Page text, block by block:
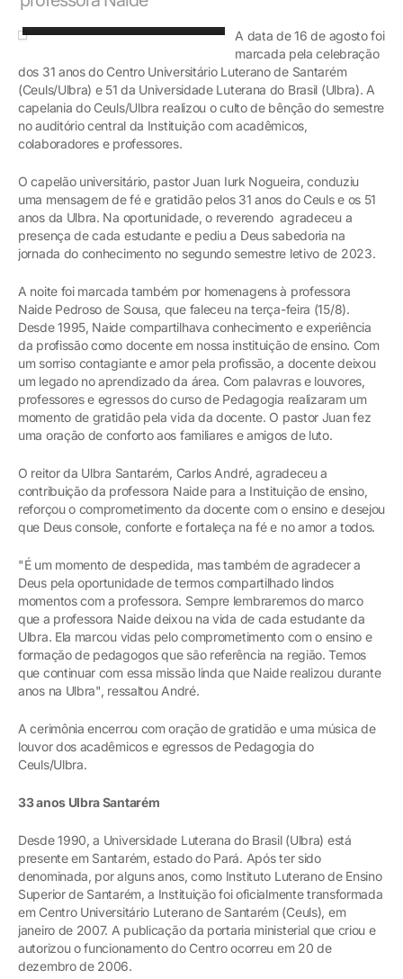
A data de 16 de agosto foi
marcada pela celebração
dos 31 anos do Centro Universitário Luterano de Santarém
(Ceuls/Ulbra) e 51 da Universidade Luterana do Brasil (Ulbra). A
capelania do Ceuls/Ulbra realizou o culto de bênção do semestre
no auditório central da Instituição com acadêmicos,
colaboradores e professores.
O capelão universitário, pastor Juan Iurk Nogueira, conduziu
uma mensagem de fé e gratidão pelos 31 anos do Ceuls e os 51
anos da Ulbra. Na oportunidade, o reverendo agradeceu a
presença de cada estudante e pediu a Deus sabedoria na
jornada do conhecimento no segundo semestre letivo de 2023.
A noite foi marcada também por homenagens à professora
Naide Pedroso de Sousa, que faleceu na terça-feira (15/8).
Desde 1995, Naide compartilhava conhecimento e experiência
da profissão como docente em nossa instituição de ensino. Com
um sorriso contagiante e amor pela profissão, a docente deixou
um legado no aprendizado da área. Com palavras e louvores,
professores e egressos do curso de Pedagogia realizaram um
momento de gratidão pela vida da docente. O pastor Juan fez
uma oração de conforto aos familiares e amigos de luto.
O reitor da Ulbra Santarém, Carlos André, agradeceu a
contribuição da professora Naide para a Instituição de ensino,
reforçou o comprometimento da docente com o ensino e desejou
que Deus console, conforte e fortaleça na fé e no amor a todos.
"É um momento de despedida, mas também de agradecer a
Deus pela oportunidade de termos compartilhado lindos
momentos com a professora. Sempre lembraremos do marco
que a professora Naide deixou na vida de cada estudante da
Ulbra. Ela marcou vidas pelo comprometimento com o ensino e
formação de pedagogos que são referência na região. Temos
que continuar com essa missão linda que Naide realizou durante
anos na Ulbra", ressaltou André.
A cerimônia encerrou com oração de gratidão e uma música de
louvor dos acadêmicos e egressos de Pedagogia do
Ceuls/Ulbra.
33 anos Ulbra Santarém
Desde 1990, a Universidade Luterana do Brasil (Ulbra) está
presente em Santarém, estado do Pará. Após ter sido
denominada, por alguns anos, como Instituto Luterano de Ensino
Superior de Santarém, a Instituição foi oficialmente transformada
em Centro Universitário Luterano de Santarém (Ceuls), em
janeiro de 2007. A publicação da portaria ministerial que criou e
autorizou o funcionamento do Centro ocorreu em 20 de
dezembro de 2006.